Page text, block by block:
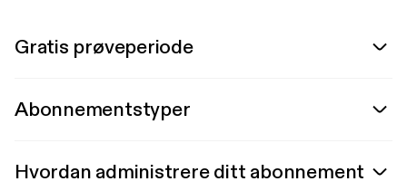
Gratis prøveperiode
Abonnementstyper
Hvordan administrere ditt abonnement